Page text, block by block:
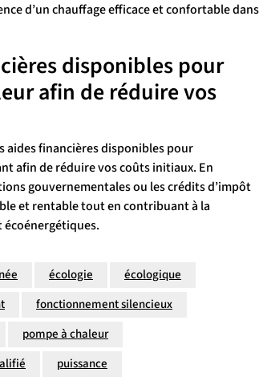
d’un chauffage efficace et confortable dans
disponibles pour
afin de réduire vos
aides financières disponibles pour
afin de réduire vos coûts initiaux. En
gouvernementales ou les crédits d’impôt
et rentable tout en contribuant à la
écologie
écologique
fonctionnement silencieux
pompe à chaleur
puissance